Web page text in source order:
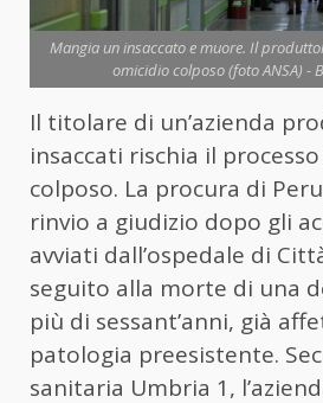
Mangia un insaccato e muore. Il
omicidio colposo (foto ANSA) -
Il titolare di un’azienda
insaccati rischia il
colposo. La procura di
rinvio a giudizio dopo gli
avviati dall’ospedale di
seguito alla morte di una
più di sessant’anni, già
patologia preesistente.
sanitaria Umbria 1,